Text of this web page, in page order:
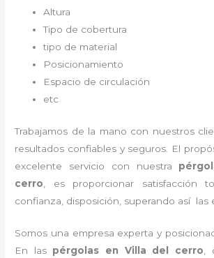
Altura
Tipo de cobertura
tipo de material
Posicionamiento
Espacio de circulación
etc
Trabajamos de la mano con nuestros
resultados confiables y seguros. El
excelente servicio con nuestra
cerro , es proporcionar satisfacción
confianza, disposición, superando así las
Somos una empresa experta y
En las pérgolas en Villa del cerro,